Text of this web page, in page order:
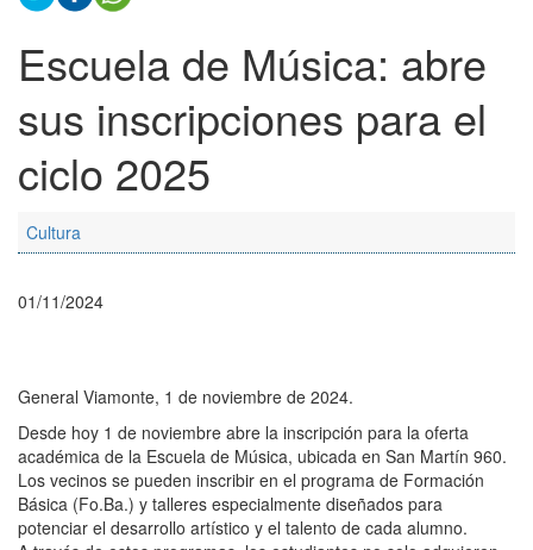
Escuela de Música: abre
sus inscripciones para el
ciclo 2025
Cultura
01/11/2024
General Viamonte, 1 de noviembre de 2024.
Desde hoy 1 de noviembre abre la inscripción para la oferta
académica de la Escuela de Música, ubicada en San Martín 960.
Los vecinos se pueden inscribir en el programa de Formación
Básica (Fo.Ba.) y talleres especialmente diseñados para
potenciar el desarrollo artístico y el talento de cada alumno.